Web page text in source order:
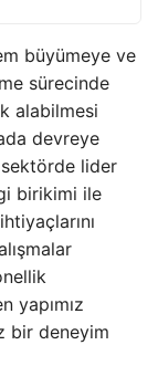
büyümeye ve
sürecinde
alabilmesi
devreye
sektörde lider
birikimi ile
yapımız
bir deneyim